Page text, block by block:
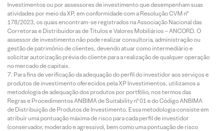
Investimentos ou por assessores de investimento que desempenham suas
atividades por meio da XP, em conformidade com a Resolução CVM nº
178/2023, os quais encontram-se registrados na Associação Nacional das
Corretoras e Distribuidoras de Títulos e Valores Mobiliários – ANCORD. O
assessor de investimento não pode realizar consultoria, administração ou
gestão de patrimônio de clientes, devendo atuar como intermediário e
solicitar autorização prévia do cliente para a realização de qualquer operação
no mercado de capitais.
Para fins de verificação da adequação do perfil do investidor aos serviços e
produtos de investimento oferecidos pela XP Investimentos, utilizamos a
metodologia de adequação dos produtos por portfólio, nos termos das
Regras e Procedimentos ANBIMA de Suitability nº 01 e do Código ANBIMA
de Distribuição de Produtos de Investimento. Essa metodologia consiste em
atribuir uma pontuação máxima de risco para cada perfil de investidor
(conservador, moderado e agressivo), bem como uma pontuação de risco